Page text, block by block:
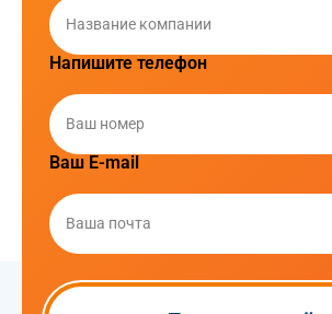
Напишите телефон
Ваш E-mail